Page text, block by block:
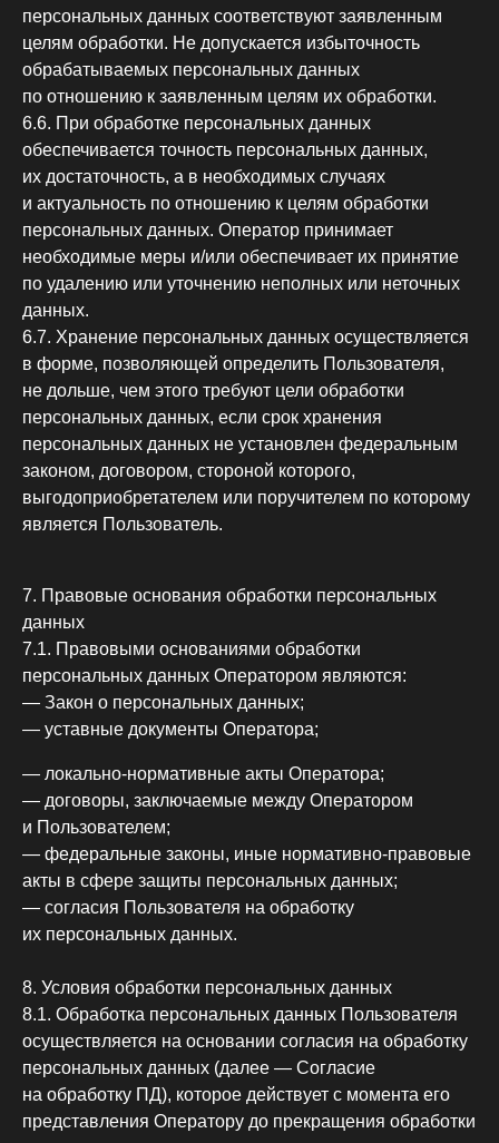
персональных данных соответствуют заявленным
целям обработки. Не допускается избыточность
обрабатываемых персональных данных
по отношению к заявленным целям их обработки.
6.6. При обработке персональных данных
обеспечивается точность персональных данных,
их достаточность, а в необходимых случаях
и актуальность по отношению к целям обработки
персональных данных. Оператор принимает
необходимые меры и/или обеспечивает их принятие
по удалению или уточнению неполных или неточных
данных.
6.7. Хранение персональных данных осуществляется
в форме, позволяющей определить Пользователя,
не дольше, чем этого требуют цели обработки
персональных данных, если срок хранения
персональных данных не установлен федеральным
законом, договором, стороной которого,
выгодоприобретателем или поручителем по которому
является Пользователь.
7. Правовые основания обработки персональных
данных
7.1. Правовыми основаниями обработки
персональных данных Оператором являются:
— Закон о персональных данных;
— уставные документы Оператора;
— локально-нормативные акты Оператора;
— договоры, заключаемые между Оператором
и Пользователем;
— федеральные законы, иные нормативно-правовые
акты в сфере защиты персональных данных;
— согласия Пользователя на обработку
их персональных данных.
8. Условия обработки персональных данных
8.1. Обработка персональных данных Пользователя
осуществляется на основании согласия на обработку
персональных данных (далее — Согласие
на обработку ПД), которое действует с момента его
представления Оператору до прекращения обработки